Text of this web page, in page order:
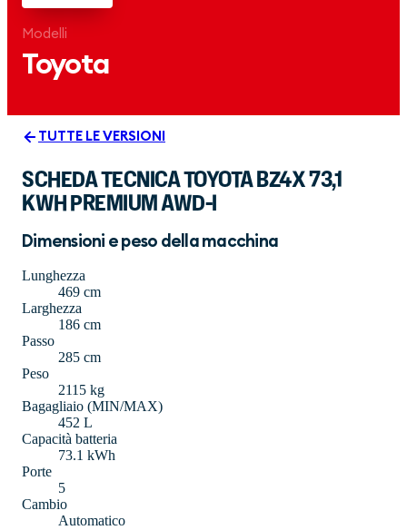
Modelli
Toyota
TUTTE LE VERSIONI
SCHEDA TECNICA TOYOTA BZ4X 73,1
KWH PREMIUM AWD-I
Dimensioni e peso della macchina
Lunghezza
469 cm
Larghezza
186 cm
Passo
285 cm
Peso
2115 kg
Bagagliaio (MIN/MAX)
452 L
Capacità batteria
73.1 kWh
Porte
5
Cambio
Automatico